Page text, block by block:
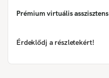
Prémium virtuális asszisztens
Érdeklődj a részletekért!